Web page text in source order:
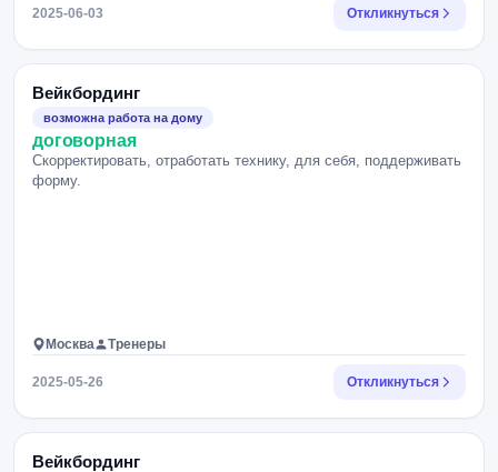
2025-06-03 Откликнуться
Вейкбординг
возможна работа на дому
договорная
Скорректировать, отработать технику, для себя, поддерживать
форму.
Москва Тренеры
2025-05-26 Откликнуться
Вейкбординг